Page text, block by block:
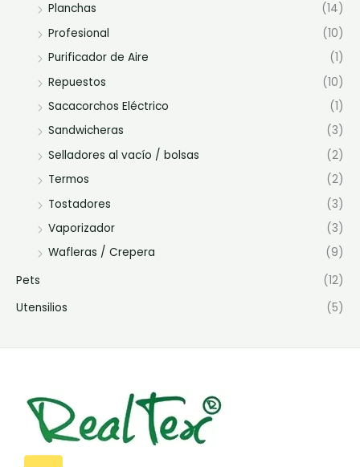
Planchas
(14)
Profesional
(10)
Purificador de Aire
(1)
Repuestos
(10)
Sacacorchos Eléctrico
(1)
Sandwicheras
(3)
Selladores al vacío / bolsas
(2)
Termos
(2)
Tostadores
(3)
Vaporizador
(3)
Wafleras / Crepera
(9)
Pets
(12)
Utensilios
(5)